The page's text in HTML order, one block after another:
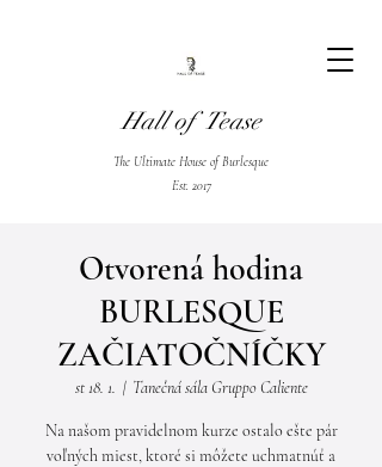
Hall of Tease
The Ultimate House of Burlesque
Est. 2017
Otvorená hodina
BURLESQUE
ZAČIATOČNÍČKY
st 18. 1.
  |
Tanečná sála Gruppo Caliente
Na našom pravidelnom kurze ostalo ešte pár
voľných miest, ktoré si môžete uchmatnúť a